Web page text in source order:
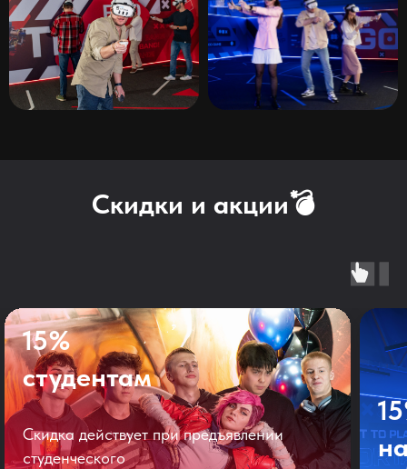
Скидки и акции💣
15%
студентам
Скидка действует при предъявлении
студенческого